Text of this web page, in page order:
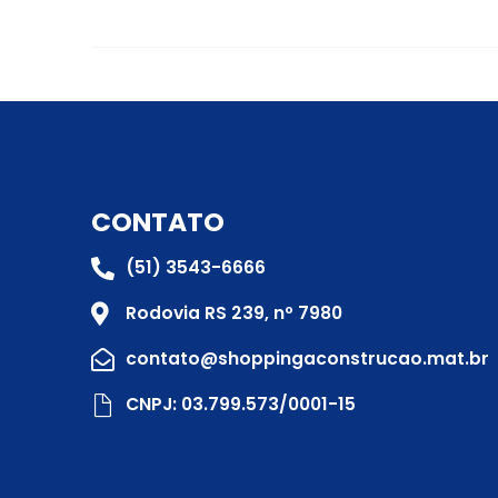
CONTATO
(51) 3543-6666
Rodovia RS 239, nº 7980
contato@shoppingaconstrucao.mat.br
CNPJ: 03.799.573/0001-15